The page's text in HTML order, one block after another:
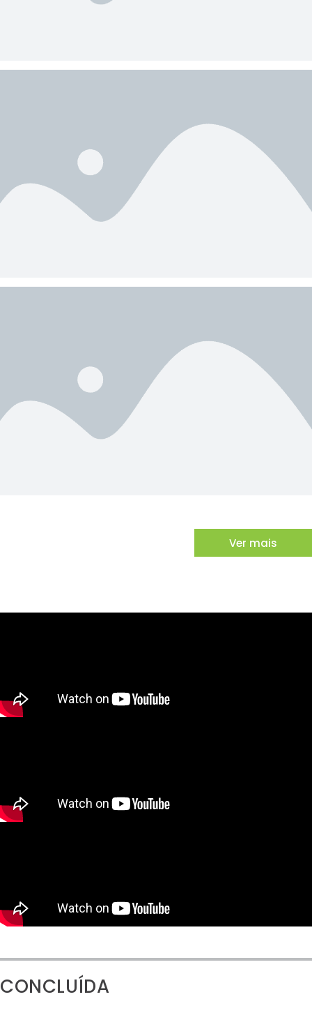
Ver mais
CONCLUÍDA